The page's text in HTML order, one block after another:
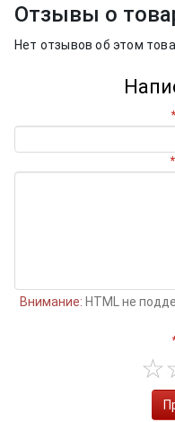
Отзывы о
Нет отзывов об этом
Внимание: HTML не